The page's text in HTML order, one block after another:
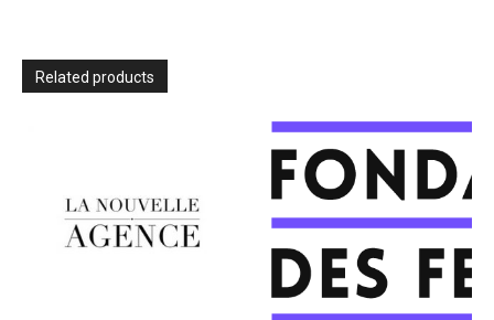
doit
coronavirus
quantity
Related products